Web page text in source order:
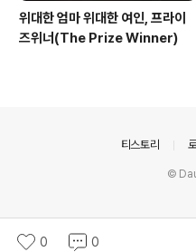
위대한 엄마 위대한 여인, 프라이
즈위너(The Prize Winner)
0 0
티스토리
©